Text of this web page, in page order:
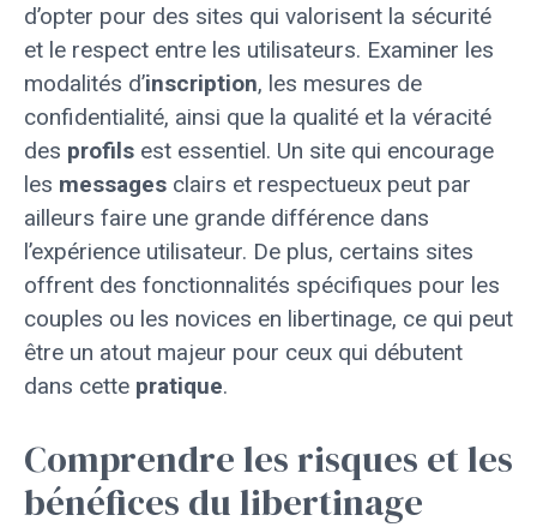
d’opter pour des sites qui valorisent la sécurité
et le respect entre les utilisateurs. Examiner les
modalités d’inscription, les mesures de
confidentialité, ainsi que la qualité et la véracité
des profils est essentiel. Un site qui encourage
les messages clairs et respectueux peut par
ailleurs faire une grande différence dans
l’expérience utilisateur. De plus, certains sites
offrent des fonctionnalités spécifiques pour les
couples ou les novices en libertinage, ce qui peut
être un atout majeur pour ceux qui débutent
dans cette pratique.
Comprendre les risques et les
bénéfices du libertinage